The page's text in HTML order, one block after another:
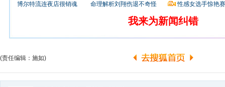
博尔特流连夜店很销魂 命理解析刘翔伤退不奇怪 性感女选手惊艳
我来为新闻纠错
(责任编辑：施如)